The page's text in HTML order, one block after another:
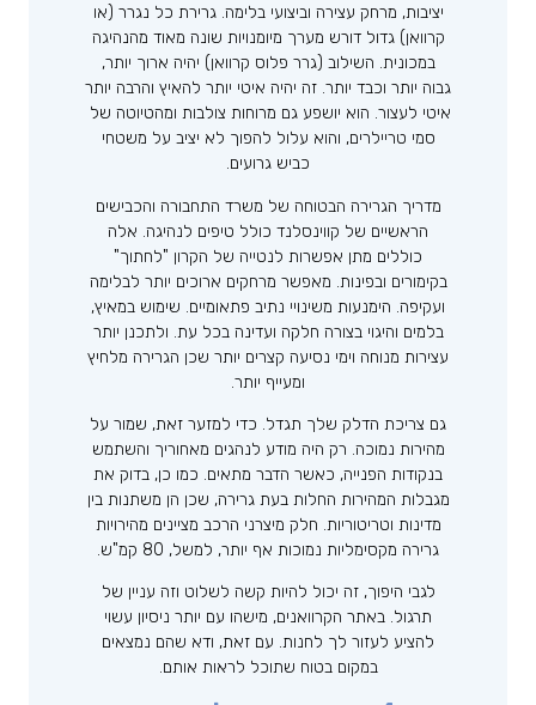
יציבות, מרחק עצירה וביצועי בלימה. גרירת כל נגרר (או
קרוואן) גדול דורש מערך מיומנויות שונה מאוד מהנהיגה
במכונית. השילוב (גרר פלוס קרוואן) יהיה ארוך יותר,
גבוה יותר וכבד יותר. זה יהיה איטי יותר להאיץ והרבה יותר
איטי לעצור. הוא יושפע גם מרוחות צולבות ומהטיוטה של ​​
סמי טריילרים, והוא עלול להפוך לא יציב על משטחי
כביש גרועים.
מדריך הגרירה הבטוחה של משרד התחבורה והכבישים
הראשיים של קווינסלנד כולל טיפים לנהיגה. אלה
כוללים מתן אפשרות לנטייה של הקרון "לחתוך"
בקימורים ובפינות. מאפשר מרחקים ארוכים יותר לבלימה
ועקיפה. הימנעות משינויי נתיב פתאומיים. שימוש במאיץ,
בלמים והיגוי בצורה חלקה ועדינה בכל עת. ולתכנן יותר
עצירות מנוחה וימי נסיעה קצרים יותר שכן הגרירה מלחיץ
ומעייף יותר.
גם צריכת הדלק שלך תגדל. כדי למזער זאת, שמור על
מהירות נמוכה. רק היה מודע לנהגים מאחוריך והשתמש
בנקודות הפנייה, כאשר הדבר מתאים. כמו כן, בדוק את
מגבלות המהירות החלות בעת גרירה, שכן הן משתנות בין
מדינות וטריטוריות. חלק מיצרני הרכב מציינים מהירויות
גרירה מקסימליות נמוכות אף יותר, למשל, 80 קמ"ש.
לגבי היפוך, זה יכול להיות קשה לשלוט וזה עניין של
תרגול. באתר הקרוואנים, מישהו עם יותר ניסיון עשוי
להציע לעזור לך לחנות. עם זאת, ודא שהם נמצאים
במקום בטוח שתוכל לראות אותם.